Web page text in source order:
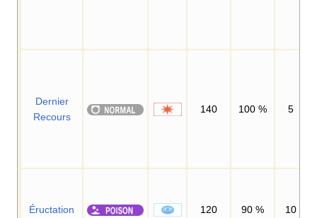
Dernier
Recours
140 100 % 5
Éructation 120 90 % 10